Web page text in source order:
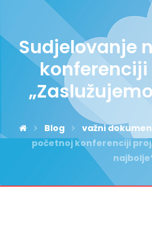
Sudjelovanje
Blog važni
početnoj konferenciji